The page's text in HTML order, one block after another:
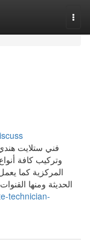
فني ستلايت
وتركيب كافة
المركزية كما
الحديثة ومنها
technician-